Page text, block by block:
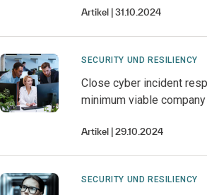
Artikel 31.10.2024
SECURITY UND RESILIENCY
Close cyber incident
minimum viable
Artikel 29.10.2024
SECURITY UND RESILIENCY